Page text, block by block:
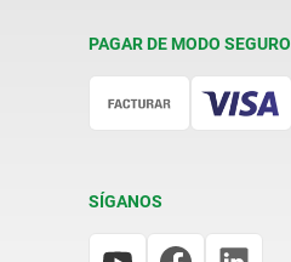
PAGAR DE MODO SEGURO
SÍGANOS